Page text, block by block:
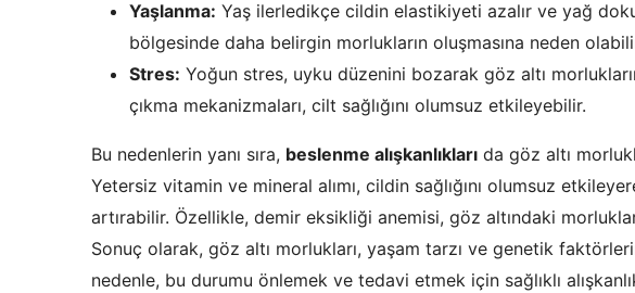
Yaşlanma: Yaş ilerledikçe cildin elastikiyeti azalır ve yağ
bölgesinde daha belirgin morlukların oluşmasına neden
Stres: Yoğun stres, uyku düzenini bozarak göz altı
çıkma mekanizmaları, cilt sağlığını olumsuz etkileyebilir.
Bu nedenlerin yanı sıra, beslenme alışkanlıkları da göz altı
Yetersiz vitamin ve mineral alımı, cildin sağlığını olumsuz
artırabilir. Özellikle, demir eksikliği anemisi, göz altındaki
Sonuç olarak, göz altı morlukları, yaşam tarzı ve genetik
nedenle, bu durumu önlemek ve tedavi etmek için sağlıklı